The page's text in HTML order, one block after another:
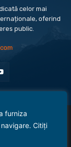
furniza
Citiți
celor mai
oferind
public.
Sport